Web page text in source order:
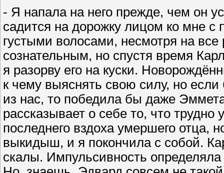
- Я напала на него прежде, чем он
садится на дорожку лицом ко мне
густыми волосами, несмотря на
сознательным, но спустя время
я разорву его на куски.
к чему выяснять свою силу, но
из нас, то победила бы даже
рассказывает о себе то, что
последнего вздоха умершего отца,
выкидыш, и я покончила с собой.
скалы. Импульсивность